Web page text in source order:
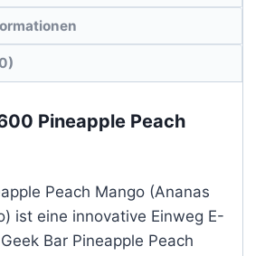
Pineapple Peach
Peach Mango (Ananas
ist eine innovative Einweg E-
Bar Pineapple Peach